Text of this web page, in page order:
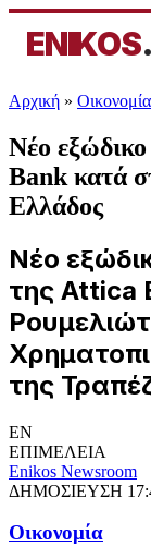
ENIKOS.
Αρχική » Oικονομία
Νέο
Bank κατά
Ελλάδος
Νέο
της Attica
της
EN
ΕΠΙΜΕΛΕΙΑ
Enikos Newsroom
ΔΗΜΟΣΙΕΥΣΗ
Oικονομία